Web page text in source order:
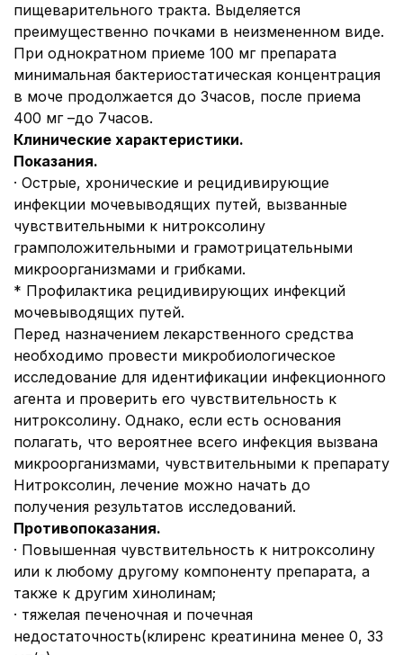
пищеварительного тракта. Выделяется
преимущественно почками в неизмененном виде.
При однократном приеме 100 мг препарата
минимальная бактериостатическая концентрация
в моче продолжается до 3часов, после приема
400 мг –до 7часов.
Клинические характеристики.
Показания.
· Острые, хронические и рецидивирующие
инфекции мочевыводящих путей, вызванные
чувствительными к нитроксолину
грамположительными и грамотрицательными
микроорганизмами и грибками.
* Профилактика рецидивирующих инфекций
мочевыводящих путей.
Перед назначением лекарственного средства
необходимо провести микробиологическое
исследование для идентификации инфекционного
агента и проверить его чувствительность к
нитроксолину. Однако, если есть основания
полагать, что вероятнее всего инфекция вызвана
микроорганизмами, чувствительными к препарату
Нитроксолин, лечение можно начать до
получения результатов исследований.
Противопоказания.
· Повышенная чувствительность к нитроксолину
или к любому другому компоненту препарата, а
также к другим хинолинам;
· тяжелая печеночная и почечная
недостаточность(клиренс креатинина менее 0, 33